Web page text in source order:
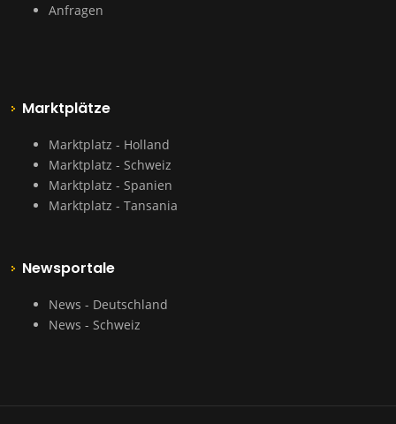
Anfragen
Marktplätze
Marktplatz - Holland
Marktplatz - Schweiz
Marktplatz - Spanien
Marktplatz - Tansania
Newsportale
News - Deutschland
News - Schweiz